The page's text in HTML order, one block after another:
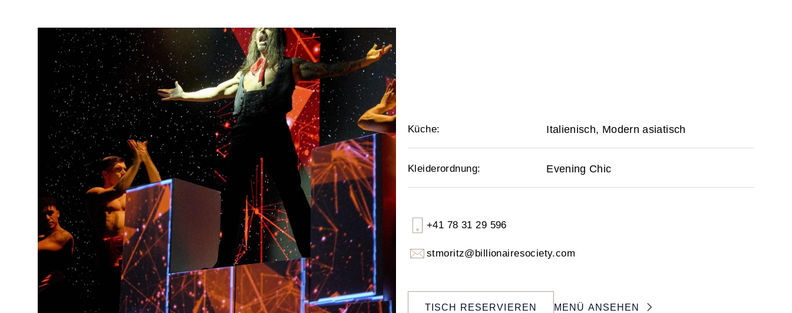
Küche: Italienisch, Modern asiatisch
Kleiderordnung: Evening Chic
+41 78 31 29 596
stmoritz@billionairesociety.com
TISCH RESERVIEREN MENÜ ANSEHEN